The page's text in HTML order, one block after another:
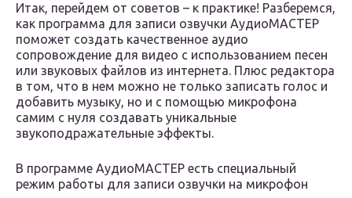
Итак, перейдем от советов – к практике! Разберемся,
как программа для записи озвучки АудиоМАСТЕР
поможет создать качественное аудио
сопровождение для видео с использованием песен
или звуковых файлов из интернета. Плюс редактора
в том, что в нем можно не только записать голос и
добавить музыку, но и с помощью микрофона
самим с нуля создавать уникальные
звукоподражательные эффекты.
В программе АудиоМАСТЕР есть специальный
режим работы для записи озвучки на микрофон